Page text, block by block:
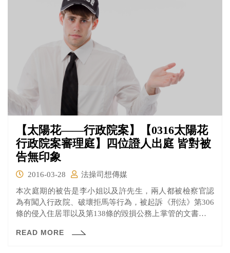
【太陽花——行政院案】【0316太陽花
行政院案審理庭】四位證人出庭 皆對被
告無印象
2016-03-28
法操司想傳媒
本次庭期的被告是李小姐以及許先生，兩人都被檢察官認
為有闖入行政院、破壞拒馬等行為，被起訴《刑法》第306
條的侵入住居罪以及第138條的毀損公務上掌管的文書物品
READ MORE